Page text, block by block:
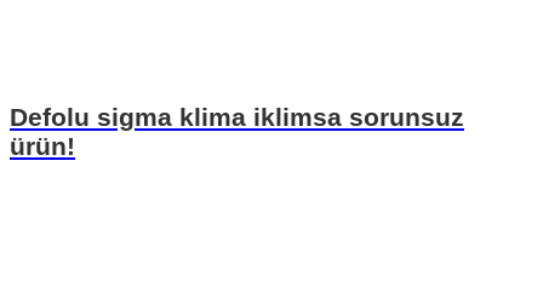
Defolu sigma klima iklimsa sorunsuz
ürün!